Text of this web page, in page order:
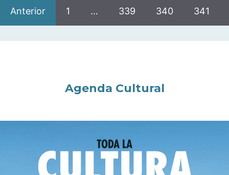
Anterior 1 … 339 340 341
Agenda Cultural